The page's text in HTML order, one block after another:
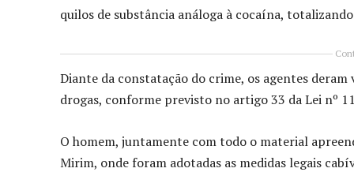
quilos de substância análoga à cocaína,
Diante da constatação do crime, os agentes
drogas, conforme previsto no artigo 33 da Lei nº
O homem, juntamente com todo o material
Mirim, onde foram adotadas as medidas legais